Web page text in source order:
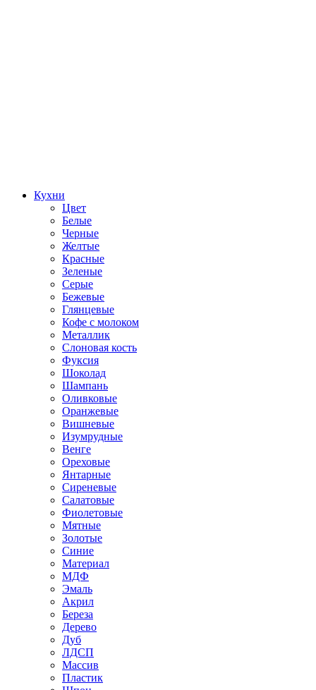
Кухни
Цвет
Белые
Черные
Желтые
Красные
Зеленые
Серые
Бежевые
Глянцевые
Кофе с молоком
Металлик
Слоновая кость
Фуксия
Шоколад
Шампань
Оливковые
Оранжевые
Вишневые
Изумрудные
Венге
Ореховые
Янтарные
Сиреневые
Салатовые
Фиолетовые
Мятные
Золотые
Синие
Материал
МДФ
Эмаль
Акрил
Береза
Дерево
Дуб
ЛДСП
Массив
Пластик